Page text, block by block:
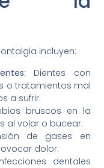
incluyen:
Dientes con
o tratamientos mal
a sufrir.
bruscos en la
al volar o bucear.
de gases en
dolor.
dentales